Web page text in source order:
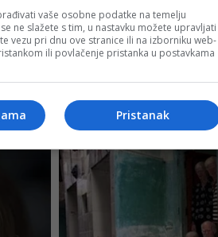
vaše osobne podatke na temelju
ne slažete s tim, u nastavku možete upravljati
vezu pri dnu ove stranice ili na izborniku web-
ili povlačenje pristanka u postavkama
Pristanak